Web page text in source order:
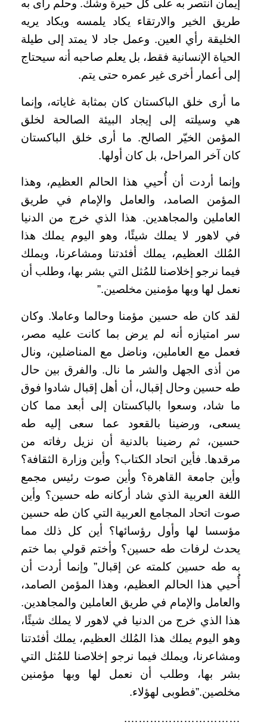
إيمان انتصر به على كل حيرة وشك. وحلم رأى به
طريق الخير والارتقاء يكاد يلمسه ويكاد يريه
الخليقة رأي العين. وعمل جاد لا يمتد إلى طيلة
الحياة الإنسانية فقط، بل يعلم صاحبه أنه سيحتاج
إلى أعمار أخرى غير عمره حتى يتم.
ما أرى خلق الباكستان كان بمثابة غاياته، وإنما
هي وسيلته إلى إيجاد البيئة الصالحة لخلق
المؤمن الخيّر الصالح. ما أرى خلق الباكستان
كان آخر المراحل، بل كان أولها.
وإنما أردت أن أُحيي هذا الحالم العظيم، وهذا
المؤمن الصامد، والعامل والإمام في طريق
العاملين والمجاهدين. هذا الذي خرج من الدنيا
في لاهور لا يملك شيئًا، وهو اليوم يملك هذا
المُلك العظيم، يملك أفئدتنا ومشاعرنا، ويملك
فيما نرجو إخلاصنا للمُثل التي بشر بها، وطلب أن
نعمل لها وبها مؤمنين مخلصين.”
لقد كان طه حسين مؤمنا وحالما وعاملا. وكان
سر امتيازه أنه لم يرض بما كانت عليه مصر،
فعمل مع العاملين، وناضل مع المناضلين، ونال
من أذى الجهل والشر ما نال. والفرق بين حال
طه حسين وحال إقبال، أن أهل إقبال شادوا فوق
ما شاد، وسعوا بالباكستان إلى أبعد مما كان
يسعى، ورضينا بالقعود عما سعى إليه طه
حسين، ثم رضينا بالدنية أن نزيل رفاته من
مرقدها. فأين اتحاد الكتاب؟ وأين وزارة الثقافة؟
وأين جامعة القاهرة؟ وأين صوت رئيس مجمع
اللغة العربية الذي شاد أركانه طه حسين؟ وأين
صوت اتحاد المجامع العربية التي كان طه حسين
مؤسسا لها وأول رؤسائها؟ أين كل ذلك مما
يحدث لرفات طه حسين؟ وأختم قولي بما ختم
به طه حسين كلمته عن إقبال” وإنما أردت أن
أُحيي هذا الحالم العظيم، وهذا المؤمن الصامد،
والعامل والإمام في طريق العاملين والمجاهدين.
هذا الذي خرج من الدنيا في لاهور لا يملك شيئًا،
وهو اليوم يملك هذا المُلك العظيم، يملك أفئدتنا
ومشاعرنا، ويملك فيما نرجو إخلاصنا للمُثل التي
بشر بها، وطلب أن نعمل لها وبها مؤمنين
مخلصين.”فطوبى لهؤلاء.
………………………….